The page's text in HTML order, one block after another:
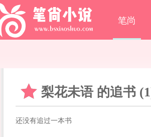
笔尚
梨花未语 的追书
还没有追过一本书